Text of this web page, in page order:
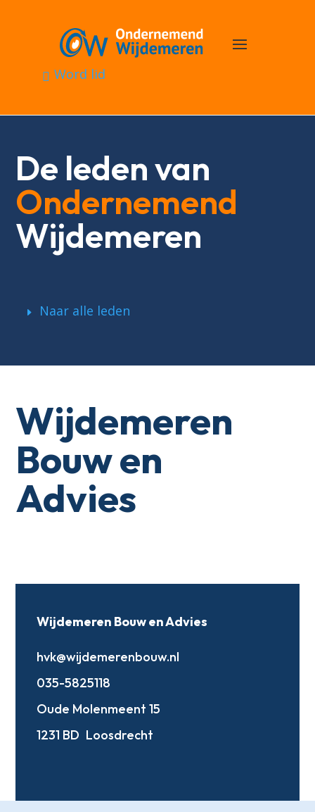
Word lid
De leden van
Ondernemend
Wijdemeren
Naar alle leden
Wijdemeren
Bouw en
Advies
Wijdemeren Bouw en Advies
hvk@wijdemerenbouw.nl
035-5825118
Oude Molenmeent 15
1231 BD Loosdrecht